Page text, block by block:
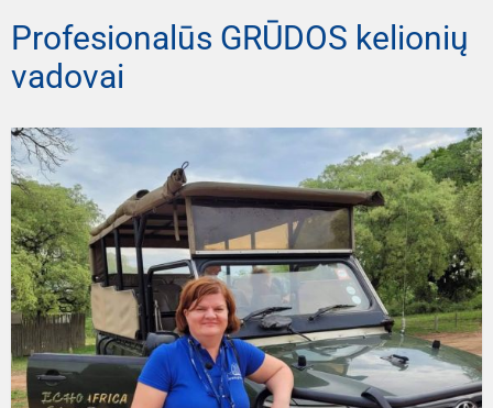
Profesionalūs GRŪDOS kelionių
vadovai